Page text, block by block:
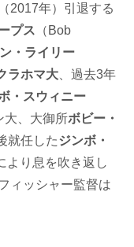
2017年）引退する
プス （Bob
・ライリー
ラホマ大 、過去3年
・スウィニー
、大御所ボビー・
就任したジンボ・
より息を吹き返し
ィッシャー監督は